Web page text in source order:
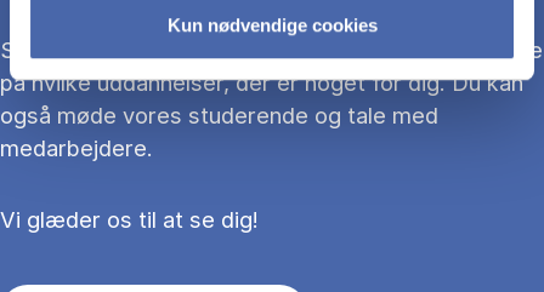
Kun nødvendige cookies
Så kom med til Åbent Hus, hvor du kan blive klogere
på hvilke uddannelser, der er noget for dig. Du kan
også møde vores studerende og tale med
medarbejdere.
Vi glæder os til at se dig!